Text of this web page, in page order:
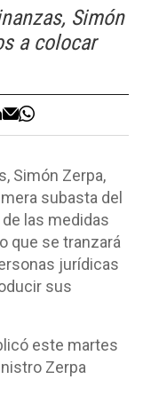
Simón
a colocar
Simón Zerpa,
subasta del
las medidas
que se tranzará
jurídicas
sus
este martes
Zerpa